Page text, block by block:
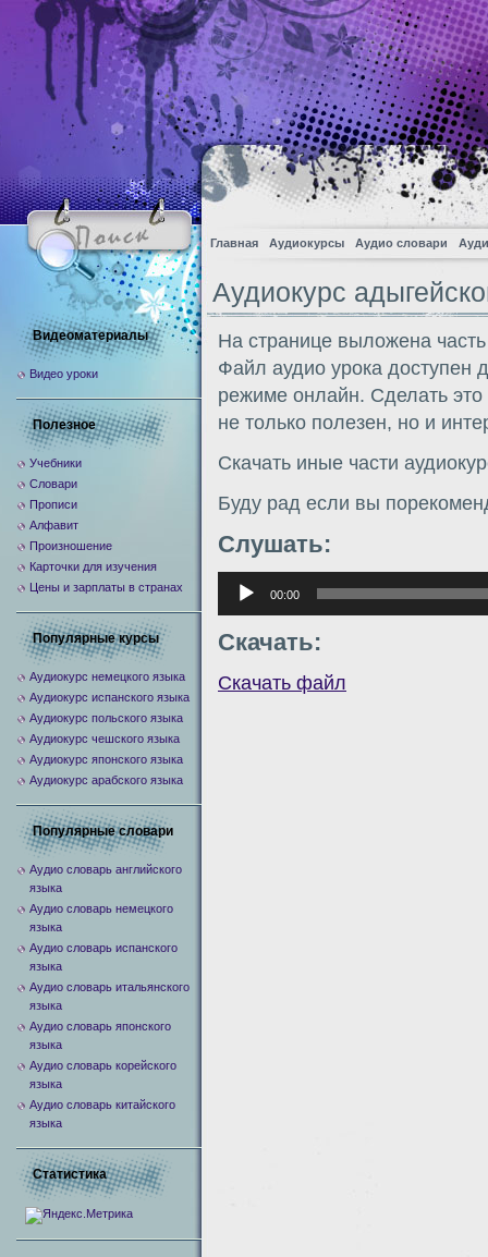
Главная Аудиокурсы Аудио словари
Аудиокурс
На странице выложена
Файл аудио урока доступен
режиме онлайн. Сделать
не только полезен, но и
Скачать иные части
Буду рад если вы
Слушать:
Аудиоплеер
00:00
Скачать:
Скачать файл
Видеоматериалы
Видео уроки
Полезное
Учебники
Словари
Прописи
Алфавит
Произношение
Карточки для изучения
Цены и зарплаты в странах
Популярные курсы
Аудиокурс немецкого языка
Аудиокурс испанского языка
Аудиокурс польского языка
Аудиокурс чешского языка
Аудиокурс японского языка
Аудиокурс арабского языка
Популярные словари
Аудио словарь английского
языка
Аудио словарь немецкого
языка
Аудио словарь испанского
языка
Аудио словарь итальянского
языка
Аудио словарь японского
языка
Аудио словарь корейского
языка
Аудио словарь китайского
языка
Статистика